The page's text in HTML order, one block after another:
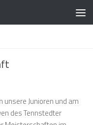
unsere Junioren und am
des Tennstedter